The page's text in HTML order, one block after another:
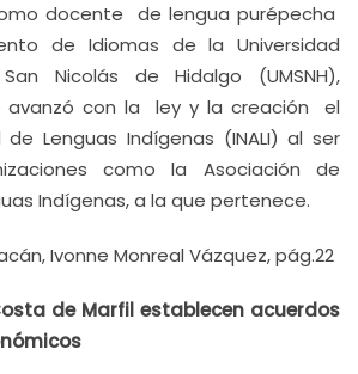
docente de lengua purépecha
de Idiomas de la Universidad
Nicolás de Hidalgo (UMSNH),
avanzó con la ley y la creación el
Lenguas Indígenas (INALI) al ser
como la Asociación de
Indígenas, a la que pertenece.
Ivonne Monreal Vázquez, pág.22
de Marfil establecen acuerdos